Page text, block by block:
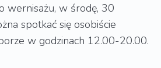
wernisażu, w środę, 30
spotkać się osobiście
w godzinach 12.00-20.00.